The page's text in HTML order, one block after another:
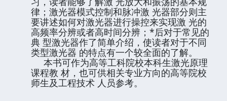
律；激光器模式控制和脉冲激 光器部分则主
要讲述如何对激光器进行操控来实现激 光的
高频率分辨或者高时间分辨；*后对于常见的
典 型激光器作了简单介绍，使读者对于不同
类型激光器 的特点有一个较全面的了解。
本书可作为高等工科院校本科生激光原理
课程教 材，也可供相关专业方向的高等院校
师生及工程技术 人员参考。